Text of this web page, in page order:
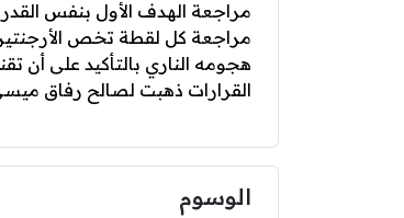
مراجعة الهدف الأول بنفس
مراجعة كل لقطة تخص
القرارات ذهبت لصالح رفاق
الوسوم